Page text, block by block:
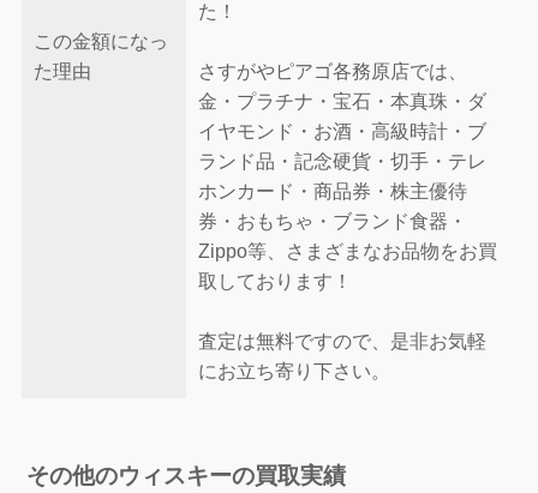
この金額になっ
た理由
た！
さすがやピアゴ各務原店では、
金・プラチナ・宝石・本真珠・ダ
イヤモンド・お酒・高級時計・ブ
ランド品・記念硬貨・切手・テレ
ホンカード・商品券・株主優待
券・おもちゃ・ブランド食器・
Zippo等、さまざまなお品物をお買
取しております！
査定は無料ですので、是非お気軽
にお立ち寄り下さい。
その他のウィスキーの買取実績